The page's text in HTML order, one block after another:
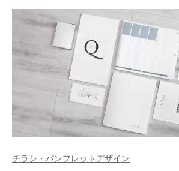
チラシ・パンフレットデザイン